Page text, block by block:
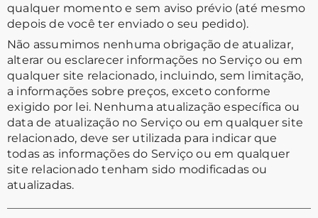
qualquer momento e sem aviso prévio (até mesmo
depois de você ter enviado o seu pedido).
Não assumimos nenhuma obrigação de atualizar,
alterar ou esclarecer informações no Serviço ou em
qualquer site relacionado, incluindo, sem limitação,
a informações sobre preços, exceto conforme
exigido por lei. Nenhuma atualização específica ou
data de atualização no Serviço ou em qualquer site
relacionado, deve ser utilizada para indicar que
todas as informações do Serviço ou em qualquer
site relacionado tenham sido modificadas ou
atualizadas.